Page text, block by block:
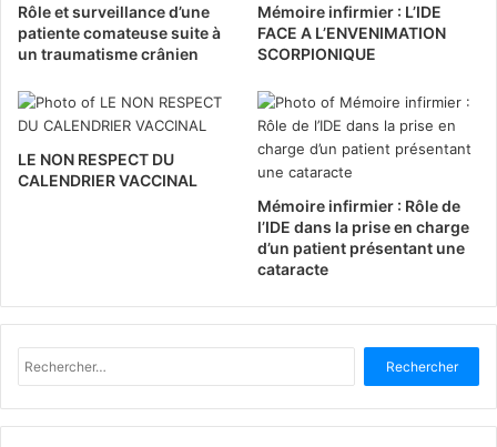
Rôle et surveillance d’une
patiente comateuse suite à
un traumatisme crânien
Mémoire infirmier : L’IDE
FACE A L’ENVENIMATION
SCORPIONIQUE
LE NON RESPECT DU
CALENDRIER VACCINAL
Mémoire infirmier : Rôle de
l’IDE dans la prise en charge
d’un patient présentant une
cataracte
e
c
h